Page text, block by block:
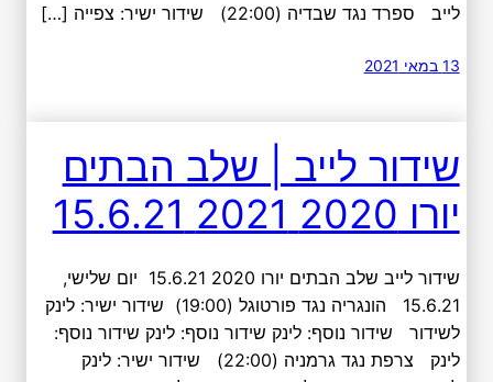
לייב ספרד נגד שבדיה (22:00) שידור ישיר: צפייה […]
13 במאי 2021
שידור לייב | שלב הבתים
יורו 2020 2021 15.6.21
שידור לייב שלב הבתים יורו 2020 15.6.21 יום שלישי,
15.6.21 הונגריה נגד פורטוגל (19:00) שידור ישיר: לינק
לשידור שידור נוסף: לינק שידור נוסף: לינק שידור נוסף:
לינק צרפת נגד גרמניה (22:00) שידור ישיר: לינק